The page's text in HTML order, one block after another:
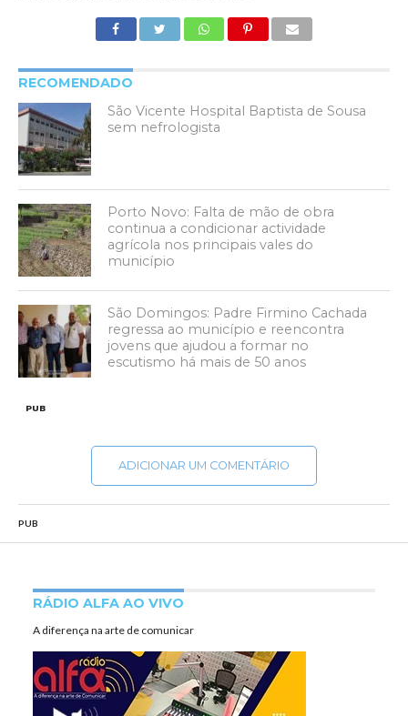
RECOMENDADO
São Vicente Hospital Baptista de Sousa
sem nefrologista
Porto Novo: Falta de mão de obra
continua a condicionar actividade
agrícola nos principais vales do
município
São Domingos: Padre Firmino Cachada
regressa ao município e reencontra
jovens que ajudou a formar no
escutismo há mais de 50 anos
PUB
ADICIONAR UM COMENTÁRIO
PUB
RÁDIO ALFA AO VIVO
A diferença na arte de comunicar